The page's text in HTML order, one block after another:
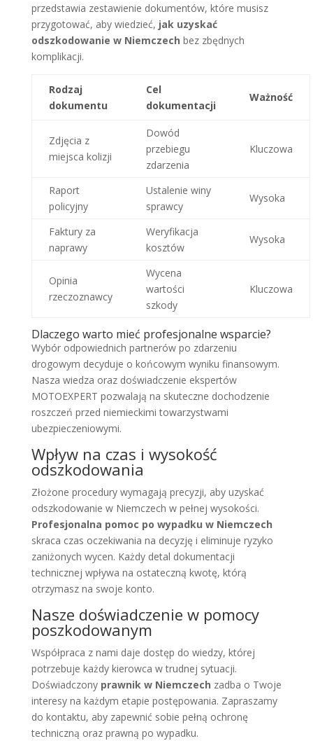
przedstawia zestawienie dokumentów, które musisz
przygotować, aby wiedzieć, jak uzyskać
odszkodowanie w Niemczech bez zbędnych
komplikacji.
Rodzaj
dokumentu
Cel
dokumentacji
Ważność
Zdjęcia z
miejsca kolizji
Dowód
przebiegu
zdarzenia
Kluczowa
Raport
policyjny
Ustalenie winy
sprawcy
Wysoka
Faktury za
naprawy
Weryfikacja
kosztów
Wysoka
Opinia
rzeczoznawcy
Wycena
wartości
szkody
Kluczowa
Dlaczego warto mieć profesjonalne wsparcie?
Wybór odpowiednich partnerów po zdarzeniu
drogowym decyduje o końcowym wyniku finansowym.
Nasza wiedza oraz doświadczenie ekspertów
MOTOEXPERT pozwalają na skuteczne dochodzenie
roszczeń przed niemieckimi towarzystwami
ubezpieczeniowymi.
Wpływ na czas i wysokość
odszkodowania
Złożone procedury wymagają precyzji, aby uzyskać
odszkodowanie w Niemczech w pełnej wysokości.
Profesjonalna pomoc po wypadku w Niemczech
skraca czas oczekiwania na decyzję i eliminuje ryzyko
zaniżonych wycen. Każdy detal dokumentacji
technicznej wpływa na ostateczną kwotę, którą
otrzymasz na swoje konto.
Nasze doświadczenie w pomocy
poszkodowanym
Współpraca z nami daje dostęp do wiedzy, której
potrzebuje każdy kierowca w trudnej sytuacji.
Doświadczony prawnik w Niemczech zadba o Twoje
interesy na każdym etapie postępowania. Zapraszamy
do kontaktu, aby zapewnić sobie pełną ochronę
techniczną oraz prawną po wypadku.